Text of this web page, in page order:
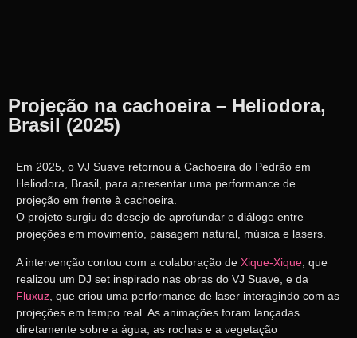
Projeção na cachoeira – Heliodora,
Brasil (2025)
Em 2025, o VJ Suave retornou à Cachoeira do Pedrão em
Heliodora, Brasil, para apresentar uma performance de
projeção em frente à cachoeira.
O projeto surgiu do desejo de aprofundar o diálogo entre
projeções em movimento, paisagem natural, música e lasers.
A intervenção contou com a colaboração de Xique-Xique , que
realizou um DJ set inspirado nas obras do VJ Suave, e da
Fluxuz , que criou uma performance de laser interagindo com as
projeções em tempo real. As animações foram lançadas
diretamente sobre a água, as rochas e a vegetação